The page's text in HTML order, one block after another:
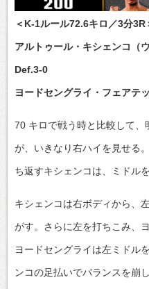
＜K-1ルール72.6キロ／3分3R
アルトゥール・キシェンコ（
Def.3-0
ヨードセングライ・フェアテ
70 キロで戦う時と比較して、
が、いきなり右ハイを見せる
ち返すキシェンコは、ミドル
キシェンコは右ボディから、
がす。さらに左を打ちこみ、
ヨードセングライは左ミドル
ンコの足払いでバランスを崩